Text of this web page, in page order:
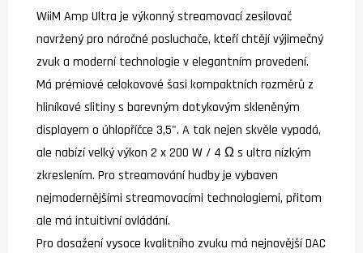
WiiM Amp Ultra je výkonný streamovací zesilovač
navržený pro náročné posluchače, kteří chtějí výjimečný
zvuk a moderní technologie v elegantním provedení.
Má prémiové celokovové šasi kompaktních rozměrů z
hliníkové slitiny s barevným dotykovým skleněným
displayem o úhlopříčce 3,5". A tak nejen skvěle vypadá,
ale nabízí velký výkon 2 x 200 W / 4 Ω s ultra nízkým
zkreslením. Pro streamování hudby je vybaven
nejmodernějšími streamovacími technologiemi, přitom
ale má intuitivní ovládání.
Pro dosažení vysoce kvalitního zvuku má nejnovější DAC